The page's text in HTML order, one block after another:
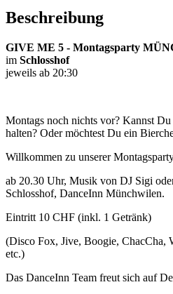
Beschreibung
GIVE ME 5 - Montagsparty
im Schlosshof
jeweils ab 20:30
Montags noch nichts vor? Kannst
halten? Oder möchtest Du ein
Willkommen zu unserer
ab 20.30 Uhr, Musik von DJ Sigi
Schlosshof, DanceInn Münchwilen.
Eintritt 10 CHF (inkl. 1 Getränk)
(Disco Fox, Jive, Boogie, ChacCha,
etc.)
Das DanceInn Team freut sich auf